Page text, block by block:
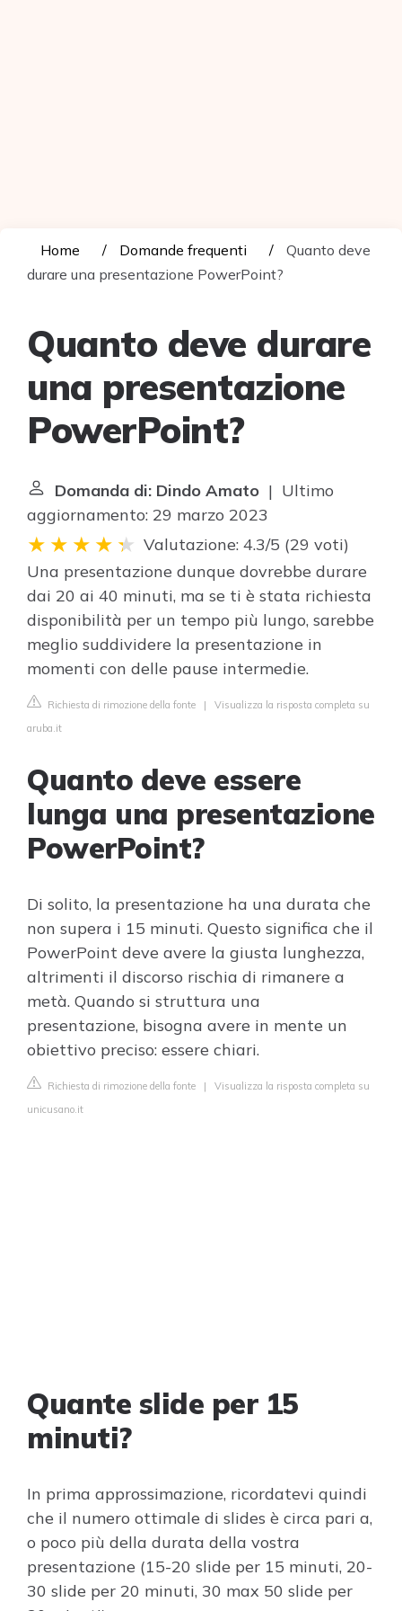
Home Domande frequenti
Quanto deve
durare una presentazione PowerPoint?
Quanto deve durare
una presentazione
PowerPoint?
Domanda di: Dindo Amato | Ultimo
aggiornamento: 29 marzo 2023
Valutazione: 4.3/5 (29 voti)
Una presentazione dunque dovrebbe durare
dai 20 ai 40 minuti, ma se ti è stata richiesta
disponibilità per un tempo più lungo, sarebbe
meglio suddividere la presentazione in
momenti con delle pause intermedie.
Richiesta di rimozione della fonte | Visualizza la risposta completa su
aruba.it
Quanto deve essere
lunga una presentazione
PowerPoint?
Di solito, la presentazione ha una durata che
non supera i 15 minuti. Questo significa che il
PowerPoint deve avere la giusta lunghezza,
altrimenti il discorso rischia di rimanere a
metà. Quando si struttura una
presentazione, bisogna avere in mente un
obiettivo preciso: essere chiari.
Richiesta di rimozione della fonte | Visualizza la risposta completa su
unicusano.it
Quante slide per 15
minuti?
In prima approssimazione, ricordatevi quindi
che il numero ottimale di slides è circa pari a,
o poco più della durata della vostra
presentazione (15-20 slide per 15 minuti, 20-
30 slide per 20 minuti, 30 max 50 slide per